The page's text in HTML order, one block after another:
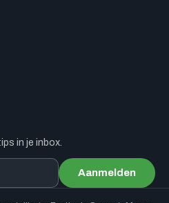
in je inbox.
Aanmelden